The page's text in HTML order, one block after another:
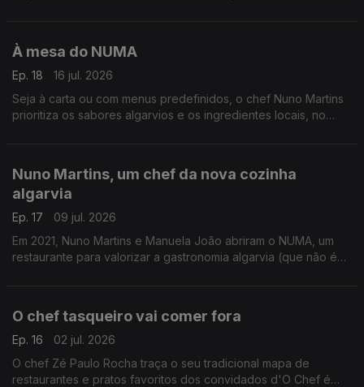
À mesa do NUMA
Ep. 18
16 jul. 2026
Seja à carta ou com menus predefinidos, o chef Nuno Martins
prioritiza os sabores algarvios e os ingredientes locais, no
Nuno Martins, um chef da nova cozinha
algarvia
Ep. 17
09 jul. 2026
Em 2021, Nuno Martins e Manuela João abriram o NUMA, um
restaurante para valorizar a gastronomia algarvia (que não é
O chef tasqueiro vai comer fora
Ep. 16
02 jul. 2026
O chef Zé Paulo Rocha traça o seu tradicional mapa de
restaurantes e pratos favoritos dos convidados d'O Chef é